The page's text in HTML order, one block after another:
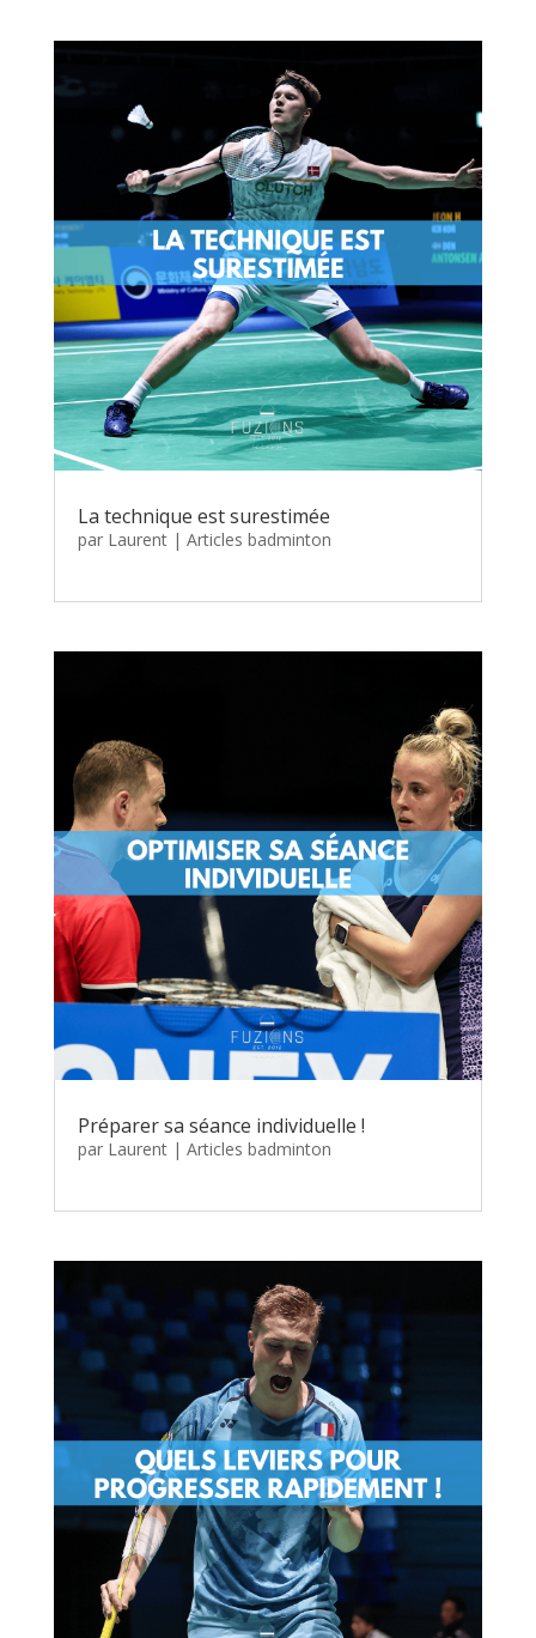
La technique est surestimée
par Laurent| Articles badminton
Préparer sa séance individuelle !
par Laurent| Articles badminton